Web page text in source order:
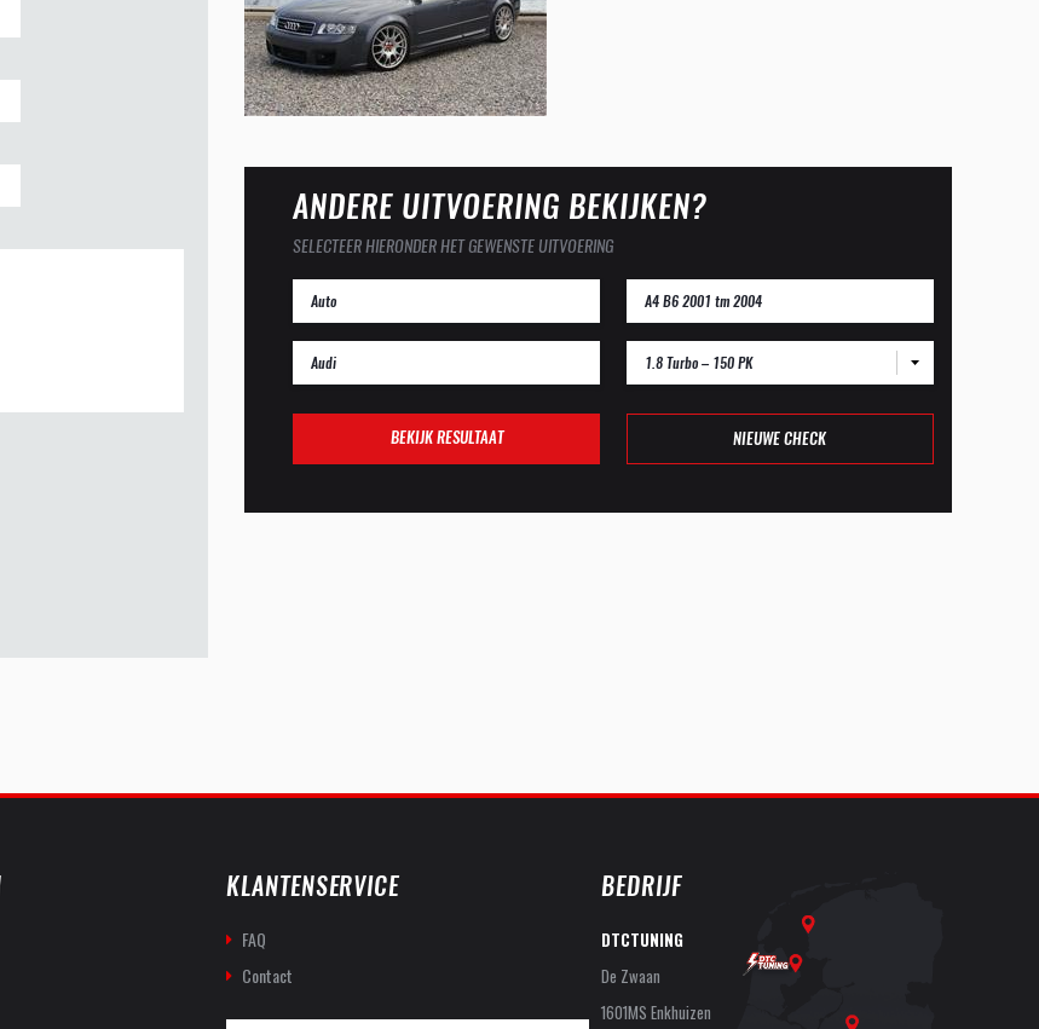
ANDERE UITVOERING BEKIJKEN?
SELECTEER HIERONDER HET GEWENSTE UITVOERING
1.8 Turbo – 150 PK
BEKIJK RESULTAAT NIEUWE CHECK
KLANTENSERVICE
FAQ
Contact
BEDRIJF
DTCTUNING
De Zwaan
1601MS Enkhuizen